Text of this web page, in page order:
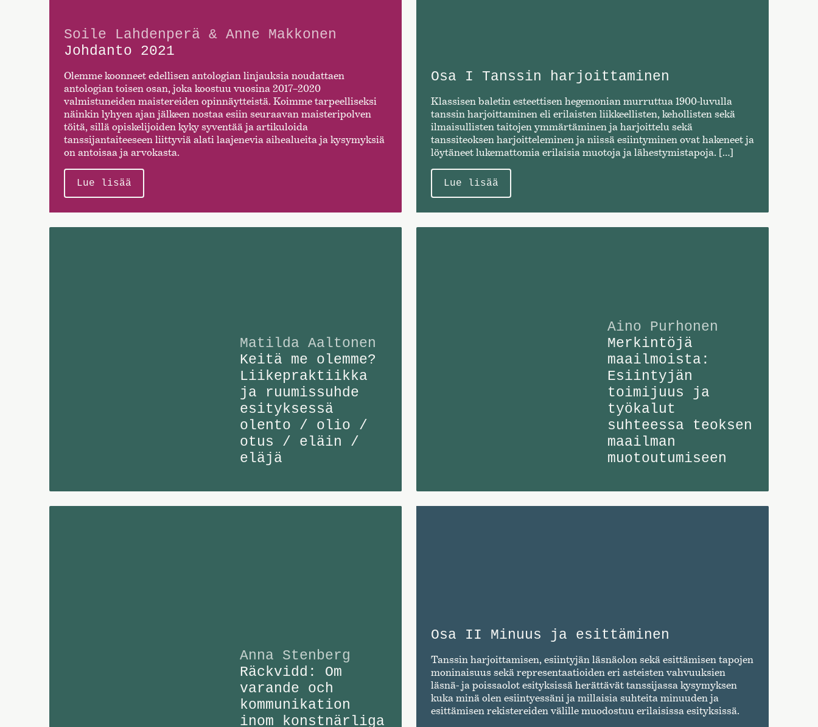
Soile Lahdenperä & Anne Makkonen
Johdanto 2021
Olemme koonneet edellisen antologian linjauksia noudattaen
antologian toisen osan, joka koostuu vuosina 2017–2020
valmistuneiden maistereiden opinnäytteistä. Koimme tarpeelliseksi
näinkin lyhyen ajan jälkeen nostaa esiin seuraavan maisteripolven
töitä, sillä opiskelijoiden kyky syventää ja artikuloida
tanssijantaiteeseen liittyviä alati laajenevia aihealueita ja kysymyksiä
on antoisaa ja arvokasta.
Lue lisää
Osa I Tanssin harjoittaminen
Klassisen baletin esteettisen hegemonian murruttua 1900-luvulla
tanssin harjoittaminen eli erilaisten liikkeellisten, kehollisten sekä
ilmaisullisten taitojen ymmärtäminen ja harjoittelu sekä
tanssiteoksen harjoitteleminen ja niissä esiintyminen ovat hakeneet ja
löytäneet lukemattomia erilaisia muotoja ja lähestymistapoja. […]
Lue lisää
Matilda Aaltonen
Keitä me olemme?
Liikepraktiikka
ja ruumissuhde
esityksessä
olento / olio /
otus / eläin /
eläjä
Aino Purhonen
Merkintöjä
maailmoista:
Esiintyjän
toimijuus ja
työkalut
suhteessa teoksen
maailman
muotoutumiseen
Anna Stenberg
Räckvidd: Om
varande och
kommunikation
inom konstnärliga
Osa II Minuus ja esittäminen
Tanssin harjoittamisen, esiintyjän läsnäolon sekä esittämisen tapojen
moninaisuus sekä representaatioiden eri asteisten vahvuuksien
läsnä- ja poissaolot esityksissä herättävät tanssijassa kysymyksen
kuka minä olen esiintyessäni ja millaisia suhteita minuuden ja
esittämisen rekistereiden välille muodostuu erilaisissa esityksissä.